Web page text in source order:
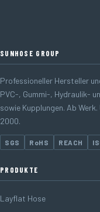
SUNHOSE GROUP
Professioneller Hersteller
PVC-, Gummi-, Hydraulik-
sowie Kupplungen. Ab
2000.
SGS RoHS REACH
PRODUKTE
Layflat Hose